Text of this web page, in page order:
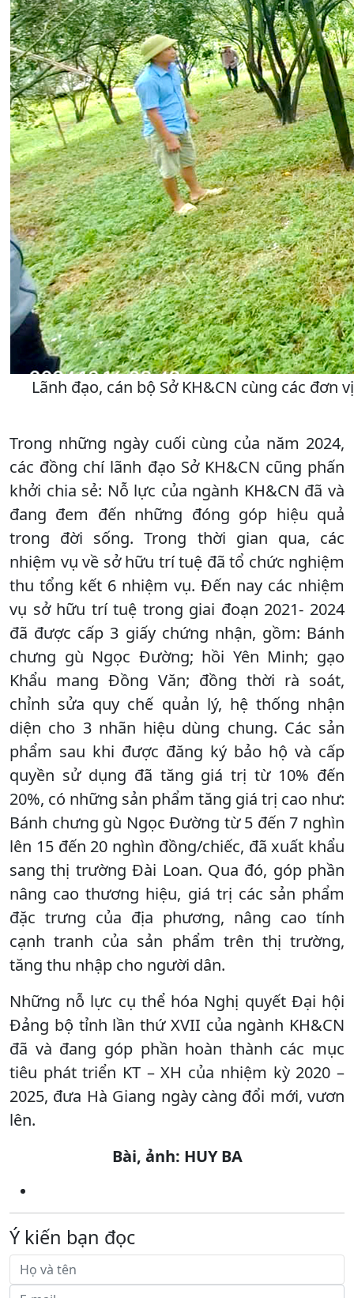
Lãnh đạo, cán bộ Sở KH&CN cùng các
Trong những ngày cuối cùng của năm 2024,
các đồng chí lãnh đạo Sở KH&CN cũng phấn
khởi chia sẻ: Nỗ lực của ngành KH&CN đã và
đang đem đến những đóng góp hiệu quả
trong đời sống. Trong thời gian qua, các
nhiệm vụ về sở hữu trí tuệ đã tổ chức nghiệm
thu tổng kết 6 nhiệm vụ. Đến nay các nhiệm
vụ sở hữu trí tuệ trong giai đoạn 2021- 2024
đã được cấp 3 giấy chứng nhận, gồm: Bánh
chưng gù Ngọc Đường; hồi Yên Minh; gạo
Khẩu mang Đồng Văn; đồng thời rà soát,
chỉnh sửa quy chế quản lý, hệ thống nhận
diện cho 3 nhãn hiệu dùng chung. Các sản
phẩm sau khi được đăng ký bảo hộ và cấp
quyền sử dụng đã tăng giá trị từ 10% đến
20%, có những sản phẩm tăng giá trị cao như:
Bánh chưng gù Ngọc Đường từ 5 đến 7 nghìn
lên 15 đến 20 nghìn đồng/chiếc, đã xuất khẩu
sang thị trường Đài Loan. Qua đó, góp phần
nâng cao thương hiệu, giá trị các sản phẩm
đặc trưng của địa phương, nâng cao tính
cạnh tranh của sản phẩm trên thị trường,
tăng thu nhập cho người dân.
Những nỗ lực cụ thể hóa Nghị quyết Đại hội
Đảng bộ tỉnh lần thứ XVII của ngành KH&CN
đã và đang góp phần hoàn thành các mục
tiêu phát triển KT – XH của nhiệm kỳ 2020 –
2025, đưa Hà Giang ngày càng đổi mới, vươn
lên.
Bài, ảnh: HUY BA
Ý kiến bạn đọc